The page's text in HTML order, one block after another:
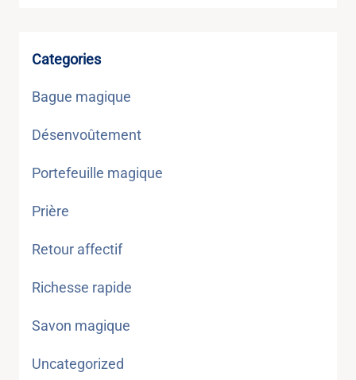
Categories
Bague magique
Désenvoûtement
Portefeuille magique
Prière
Retour affectif
Richesse rapide
Savon magique
Uncategorized